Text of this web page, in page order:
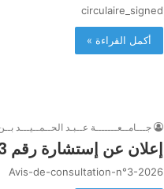
circulaire_signed
أكمل القراءة »
جـــامــعـــــــة عــبـد الحــمــيـــد
إعلان عن إستشارة رقم 2026/03
Avis-de-consultation-n°3-2026